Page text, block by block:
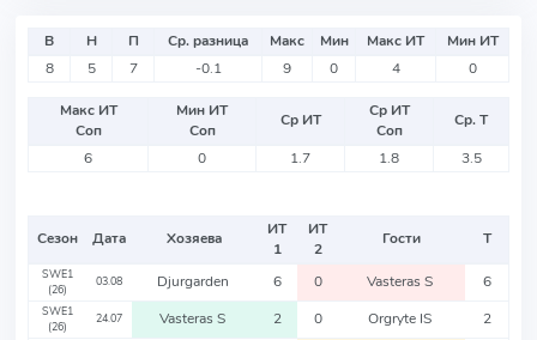
В Н П Ср. разница Макс Мин Макс ИТ
Мин ИТ
8
5 7 -0.1 9 0 4 0
Макс ИТ
Соп
Мин ИТ
Соп
Ср ИТ
Ср ИТ
Соп
Ср. Т
6
0 1.7 1.8 3.5
Сезон Дата Хозяева
ИТ
1
ИТ
2
Гости Т
SWE1
(26)
03.08 Djurgarden 6 0 Vasteras S 6
SWE1
(26)
24.07 Vasteras S 2 0 Orgryte IS 2